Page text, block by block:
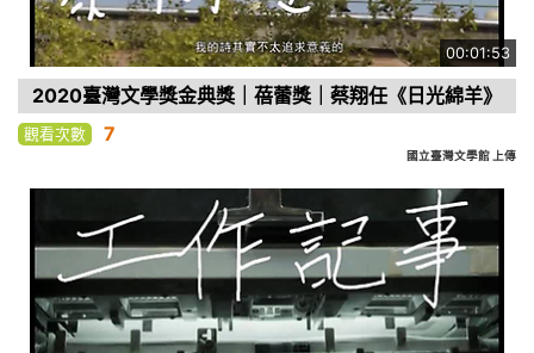
00:01:53
2020臺灣文學獎金典獎｜蓓蕾獎｜蔡翔任《日光綿羊》
觀看次數 7
國立臺灣文學館 上傳